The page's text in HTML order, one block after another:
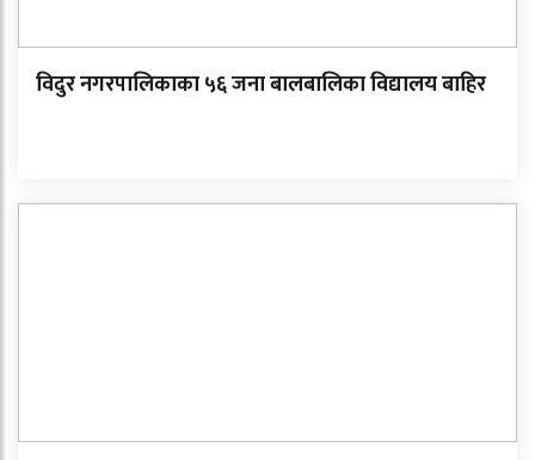
विदुर नगरपालिकाका ५६ जना बालबालिका विद्यालय बाहिर